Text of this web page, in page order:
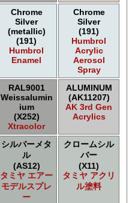
Chrome
Silver
(metallic)
(191)
Humbrol
Enamel
Chrome
Silver
(191)
Humbrol
Acrylic
Aerosol
Spray
RAL9001
Weissalumin
ium
(X252)
Xtracolor
ALUMINUM
(AK11207)
AK 3rd Gen
Acrylics
シルバーメタ
ル
(AS12)
タミヤ エアー
モデルスプレ
ー
クロームシル
バー
(X11)
タミヤ アクリ
ル塗料